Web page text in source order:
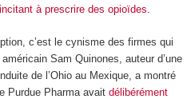
à prescrire des opioïdes.
c’est le cynisme des firmes qui
Sam Quinones, auteur d’une
de l’Ohio au Mexique, a montré
Purdue Pharma avait délibérément